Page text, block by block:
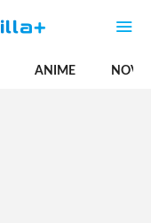
ANIME